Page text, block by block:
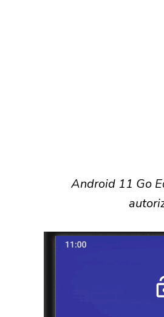
Android 11 Go